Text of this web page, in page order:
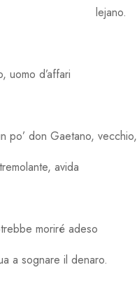
uomo d’affari
po’ don Gaetano, vecchio,
avida
moriré adeso
a sognare il denaro.